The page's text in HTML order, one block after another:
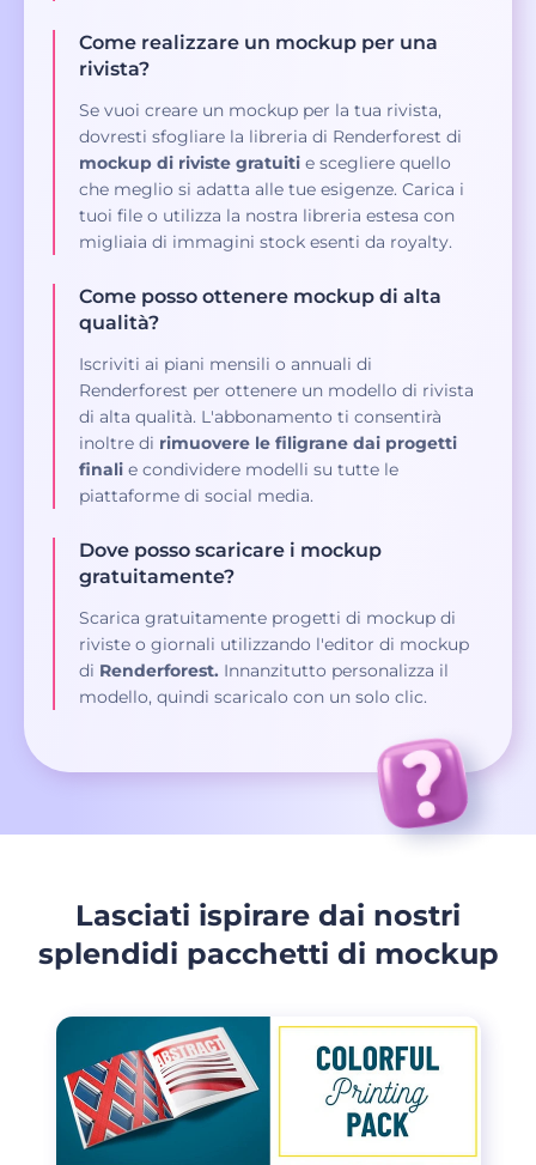
Come realizzare un mockup per una
rivista?
Se vuoi creare un mockup per la tua rivista,
dovresti sfogliare la libreria di Renderforest di
mockup di riviste gratuiti e scegliere quello
che meglio si adatta alle tue esigenze. Carica i
tuoi file o utilizza la nostra libreria estesa con
migliaia di immagini stock esenti da royalty.
Come posso ottenere mockup di alta
qualità?
Iscriviti ai piani mensili o annuali di
Renderforest per ottenere un modello di rivista
di alta qualità. L'abbonamento ti consentirà
inoltre di rimuovere le filigrane dai progetti
finali e condividere modelli su tutte le
piattaforme di social media.
Dove posso scaricare i mockup
gratuitamente?
Scarica gratuitamente progetti di mockup di
riviste o giornali utilizzando l'editor di mockup
di Renderforest. Innanzitutto personalizza il
modello, quindi scaricalo con un solo clic.
Lasciati ispirare dai nostri
splendidi pacchetti di mockup